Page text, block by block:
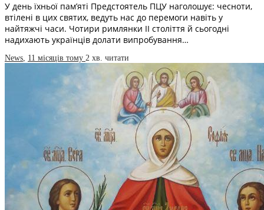
У день їхньої пам’яті Предстоятель ПЦУ наголошує: чесноти,
втілені в цих святих, ведуть нас до перемоги навіть у
найтяжчі часи. Чотири римлянки ІІ століття й сьогодні
надихають українців долати випробування…
News, 11 місяців тому 2 хв. читати